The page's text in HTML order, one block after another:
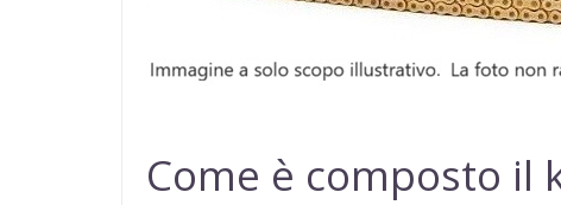
Come è composto il